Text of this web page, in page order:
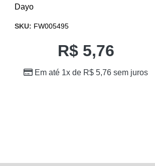
Dayo
SKU: FW005495
R$5,76
Em até 1x de R$ 5,76 sem juros